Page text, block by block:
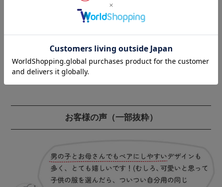
お客様の声（一部抜粋）